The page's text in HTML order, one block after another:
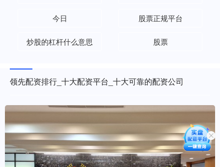
今日 股票正规平台
炒股的杠杆什么意思 股票
领先配资排行_十大配资平台_十大可靠的配资公司